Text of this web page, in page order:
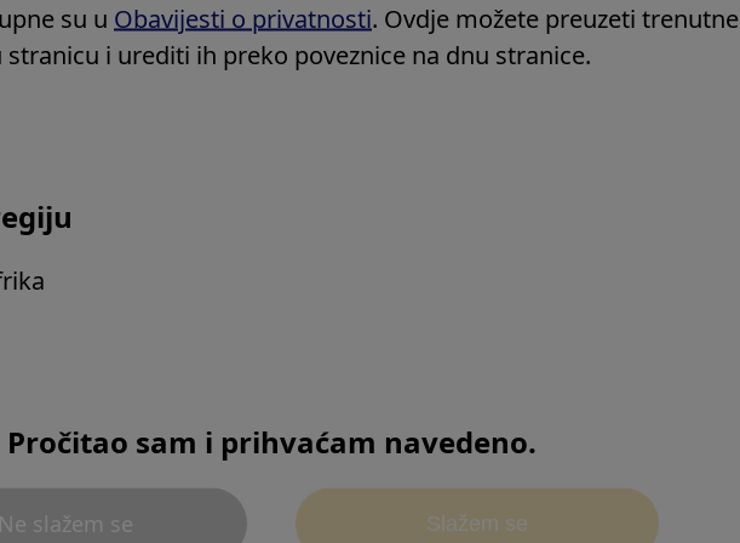
Vijetnam
Ostale zemlje u Aziji
Macintosh
telefon/tablet)
Povratak na VRH
su u Obavijesti o privatnosti. Ovdje možete preuzeti trenutne
stranicu i urediti ih preko poveznice na dnu stranice.
Pročitao sam i prihvaćam navedeno.
Ne slažem se Slažem se